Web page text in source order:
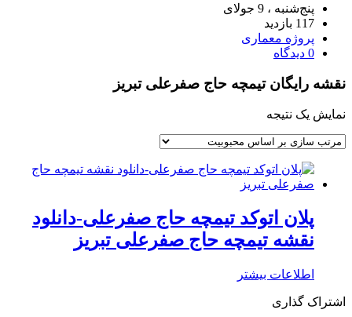
پنج‌شنبه ، 9 جولای
117 بازدید
پروژه معماری
0 دیدگاه
نقشه رایگان تیمچه حاج صفرعلی تبریز
نمایش یک نتیجه
پلان اتوکد تیمچه حاج صفرعلی-دانلود
نقشه تیمچه حاج صفرعلی تبریز
اطلاعات بیشتر
اشتراک گذاری